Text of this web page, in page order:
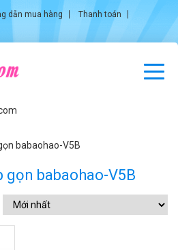
dẫn mua hàng
Thanh toán
babaohao-V5B
gọn babaohao-V5B